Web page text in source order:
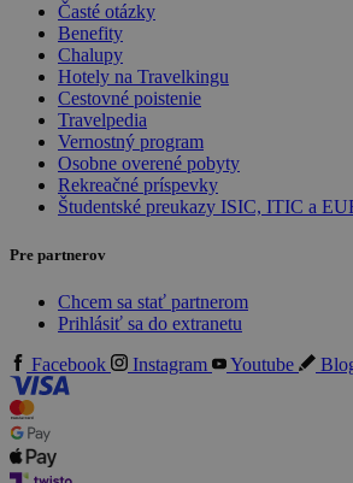
Časté otázky
Benefity
Chalupy
Hotely na Travelkingu
Cestovné poistenie
Travelpedia
Vernostný program
Osobne overené pobyty
Rekreačné príspevky
Študentské preukazy ISIC, ITIC a
Pre partnerov
Chcem sa stať partnerom
Prihlásiť sa do extranetu
Facebook
Instagram Youtube